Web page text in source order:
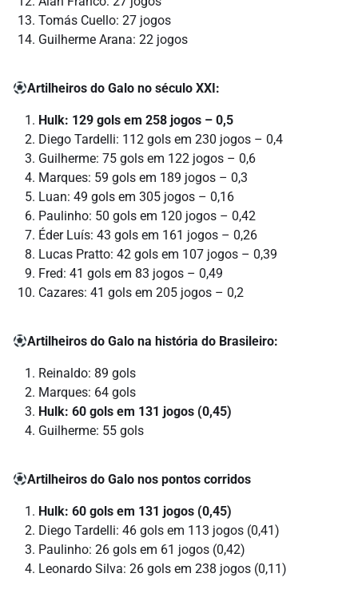
Tomás Cuello: 27 jogos
Guilherme Arana: 22 jogos
Artilheiros do Galo no século XXI:
Hulk: 129 gols em 258 jogos – 0,5
Diego Tardelli: 112 gols em 230 jogos – 0,4
Guilherme: 75 gols em 122 jogos – 0,6
Marques: 59 gols em 189 jogos – 0,3
Luan: 49 gols em 305 jogos – 0,16
Paulinho: 50 gols em 120 jogos – 0,42
Éder Luís: 43 gols em 161 jogos – 0,26
Lucas Pratto: 42 gols em 107 jogos – 0,39
Fred: 41 gols em 83 jogos – 0,49
Cazares: 41 gols em 205 jogos – 0,2
Artilheiros do Galo na história do Brasileiro:
Reinaldo: 89 gols
Marques: 64 gols
Hulk: 60 gols em 131 jogos (0,45)
Guilherme: 55 gols
Artilheiros do Galo nos pontos corridos
Hulk: 60 gols em 131 jogos (0,45)
Diego Tardelli: 46 gols em 113 jogos (0,41)
Paulinho: 26 gols em 61 jogos (0,42)
Leonardo Silva: 26 gols em 238 jogos (0,11)